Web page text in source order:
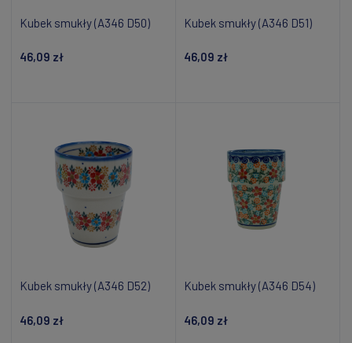
Kubek smukły (A346 D50)
46,09 zł
Kubek smukły (A346 D51)
46,09 zł
Kubek smukły (A346 D52)
46,09 zł
Kubek smukły (A346 D54)
46,09 zł